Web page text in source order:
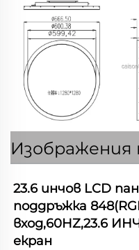
Изображения
23.6 инчов LCD
поддръжка
вход,60HZ,23.6
екран